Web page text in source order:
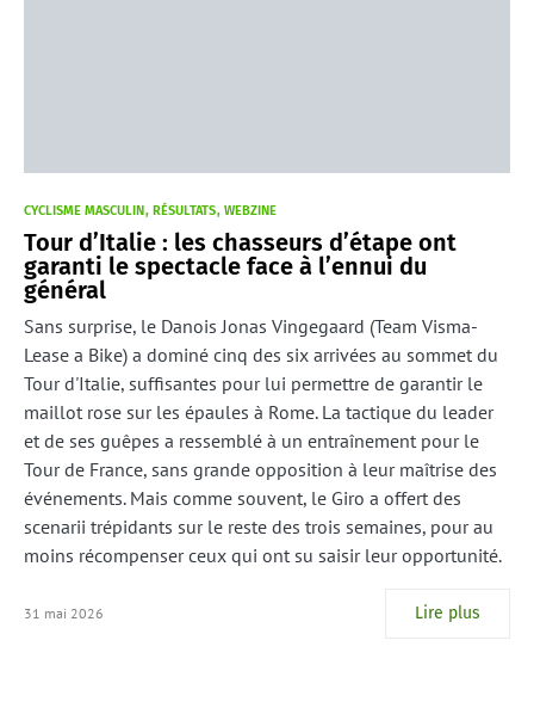
CYCLISME MASCULIN RÉSULTATS WEBZINE
Tour d’Italie : les chasseurs d’étape ont
garanti le spectacle face à l’ennui du
général
Sans surprise, le Danois Jonas Vingegaard (Team Visma-
Lease a Bike) a dominé cinq des six arrivées au sommet du
Tour d'Italie, suffisantes pour lui permettre de garantir le
maillot rose sur les épaules à Rome. La tactique du leader
et de ses guêpes a ressemblé à un entraînement pour le
Tour de France, sans grande opposition à leur maîtrise des
événements. Mais comme souvent, le Giro a offert des
scenarii trépidants sur le reste des trois semaines, pour au
moins récompenser ceux qui ont su saisir leur opportunité.
31 mai 2026 Lire plus